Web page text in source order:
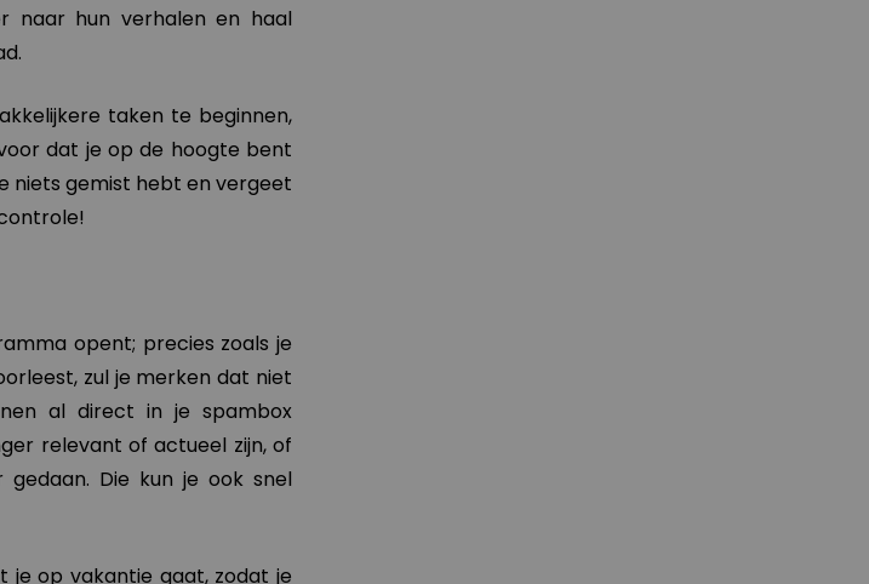
naar hun verhalen en haal
taken te beginnen,
dat je op de hoogte bent
niets gemist hebt en vergeet
opent; precies zoals je
zul je merken dat niet
al direct in je spambox
relevant of actueel zijn, of
Die kun je ook snel
je op vakantie gaat, zodat je